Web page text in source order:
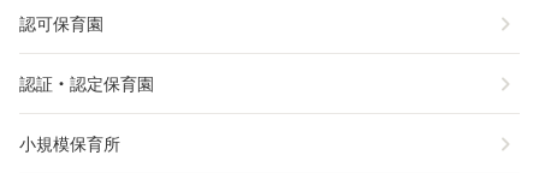
認可保育園 chevron_right
認証・認定保育園 chevron_right
小規模保育所 chevron_right